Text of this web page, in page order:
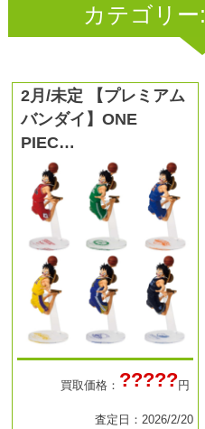
カテゴリー:
2月/未定 【プレミアム
バンダイ】ONE
PIEC…
買取価格： ?????円
査定日：2026/2/20